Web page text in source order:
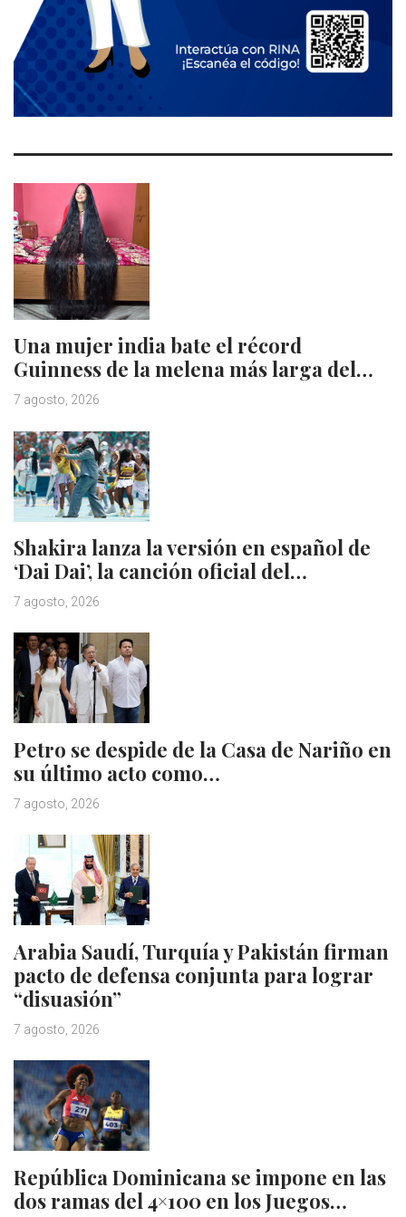
Una mujer india bate el récord
Guinness de la melena más larga del…
7 agosto, 2026
Shakira lanza la versión en español de
‘Dai Dai’, la canción oficial del…
7 agosto, 2026
Petro se despide de la Casa de Nariño en
su último acto como…
7 agosto, 2026
Arabia Saudí, Turquía y Pakistán firman
pacto de defensa conjunta para lograr
“disuasión”
7 agosto, 2026
República Dominicana se impone en las
dos ramas del 4×100 en los Juegos…